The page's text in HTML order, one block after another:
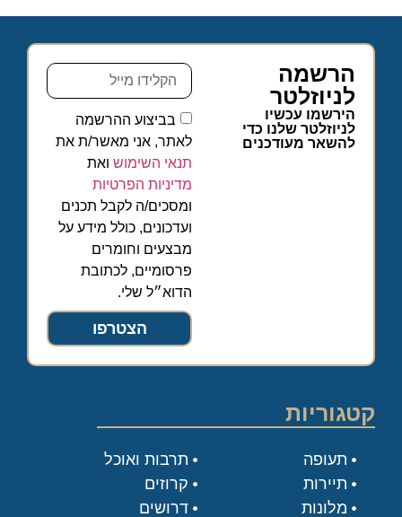
הרשמה
לניוזלטר
הירשמו עכשיו
לניוזלטר שלנו כדי
להשאר מעודכנים
בביצוע ההרשמה
לאתר, אני מאשר/ת את
תנאי השימושואת
מדיניות הפרטיות
ומסכים/ה לקבל תכנים
ועדכונים, כולל מידע על
מבצעים וחומרים
פרסומיים, לכתובת
הדוא״ל שלי.
הצטרפו
קטגוריות
תעופה
תיירות
מלונות
תרבות ואוכל
קרוזים
דרושים